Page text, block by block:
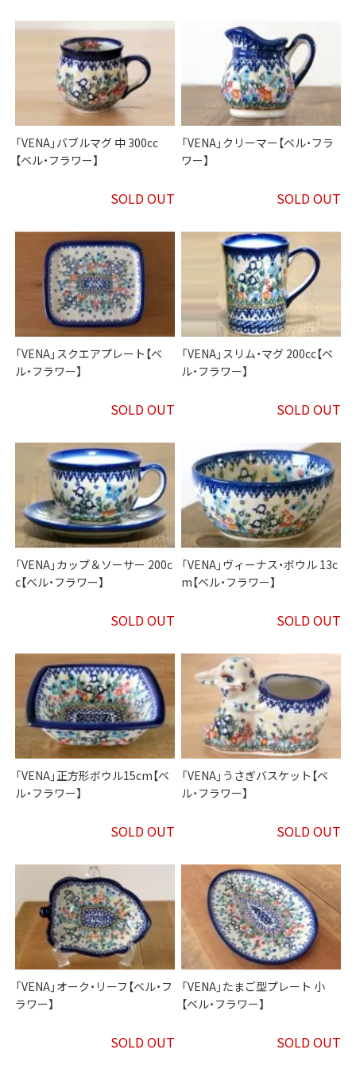
「VENA」バブルマグ 中 300cc
【ベル・フラワー】
SOLD OUT
「VENA」クリーマー【ベル・フラ
ワー】
SOLD OUT
「VENA」スクエアプレート【ベ
ル・フラワー】
SOLD OUT
「VENA」スリム・マグ 200cc【ベ
ル・フラワー】
SOLD OUT
「VENA」カップ＆ソーサー 200c
c【ベル・フラワー】
SOLD OUT
「VENA」ヴィーナス・ボウル 13c
m【ベル・フラワー】
SOLD OUT
「VENA」正方形ボウル15cm【ベ
ル・フラワー】
SOLD OUT
「VENA」うさぎバスケット【ベ
ル・フラワー】
SOLD OUT
「VENA」オーク・リーフ【ベル・フ
ラワー】
SOLD OUT
「VENA」たまご型プレート 小
【ベル・フラワー】
SOLD OUT